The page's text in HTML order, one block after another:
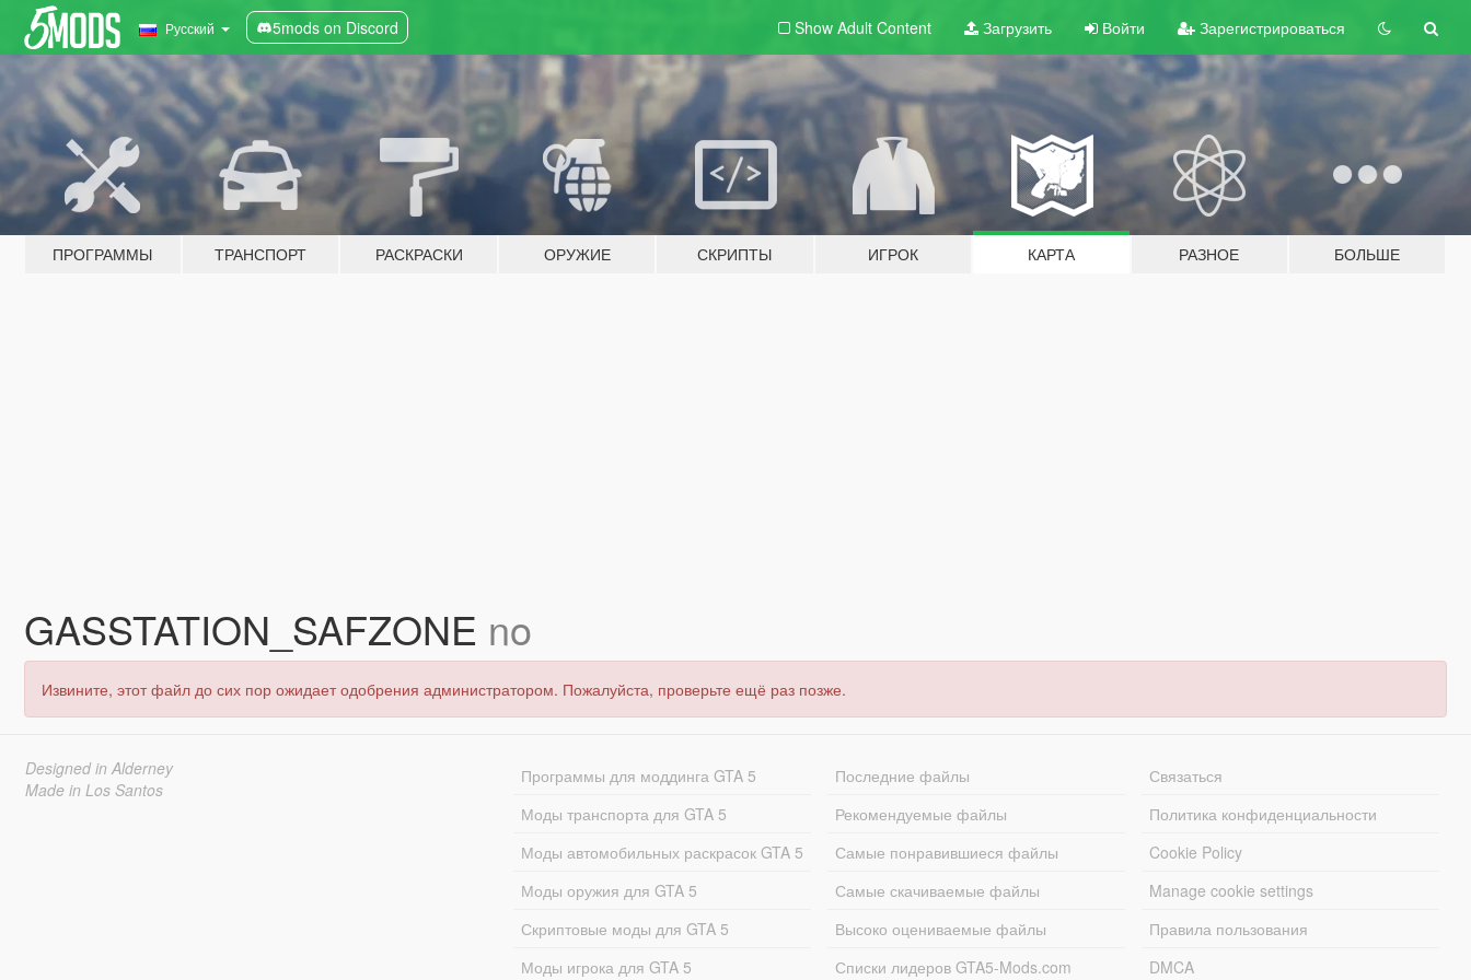
Русский 5mods on Discord Show Adult Content Загрузить Войти Зарегистрироваться
ПРОГРАММЫ ТРАНСПОРТ РАСКРАСКИ ОРУЖИЕ СКРИПТЫ ИГРОК КАРТА РАЗНОЕ БОЛЬШЕ
GASSTATION_SAFZONE no
Извините, этот файл до сих пор ожидает одобрения администратором. Пожалуйста, проверьте ещё раз позже.
Designed in Alderney
Made in Los Santos
Программы для моддинга GTA 5
Моды транспорта для GTA 5
Моды автомобильных раскрасок GTA 5
Моды оружия для GTA 5
Скриптовые моды для GTA 5
Моды игрока для GTA 5
Последние файлы
Рекомендуемые файлы
Самые понравившиеся файлы
Самые скачиваемые файлы
Высоко оцениваемые файлы
Списки лидеров GTA5-Mods.com
Связаться
Политика конфиденциальности
Cookie Policy
Manage cookie settings
Правила пользования
DMCA